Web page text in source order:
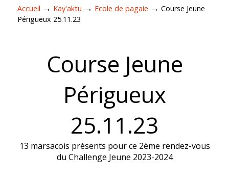
Accueil → Kay'aktu → Ecole de pagaie → Course Jeune
Périgueux 25.11.23
Course Jeune
Périgueux
25.11.23
13 marsacois présents pour ce 2ème rendez-vous
du Challenge Jeune 2023-2024